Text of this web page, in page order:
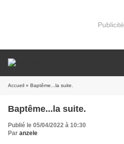
Publicité
Accueil » Baptême...la suite.
Baptême...la suite.
Publié le 05/04/2022 à 10:30
Par anzele